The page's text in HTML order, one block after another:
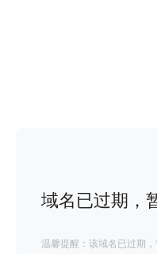
域名已过期，
温馨提醒：该域名已过期